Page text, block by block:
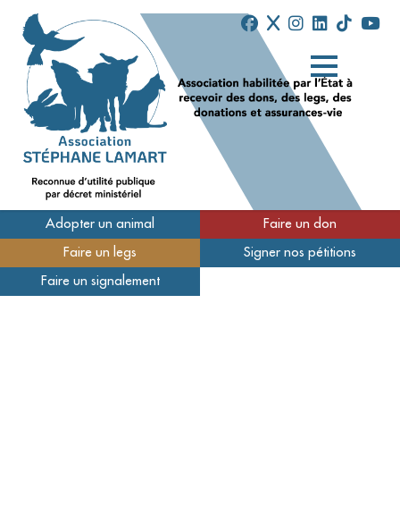
Qui sommes-nous
Nos refuges
Adopter un animal Faire un don
Faire un legs Signer nos pétitions
Faire un signalement